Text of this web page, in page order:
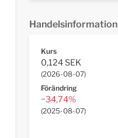
Handelsinformation
Kurs
0,124 SEK
(2026-08-07)
Förändring
−34,74%
(2025-08-07)